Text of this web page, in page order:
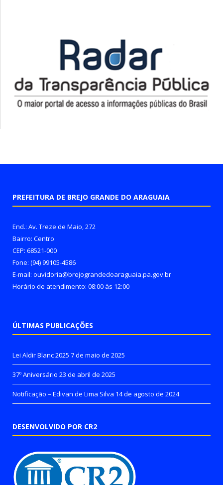
PREFEITURA DE BREJO GRANDE DO ARAGUAIA
End.: Av. Treze de Maio, 272
Bairro: Centro
CEP: 68521-000
Fone: (94) 99105-4586
E-mail: ouvidoria@brejograndedoaraguaia.pa.gov.br
Horário de atendimento: 08:00 às 12:00
ÚLTIMAS PUBLICAÇÕES
Lei Aldir Blanc 2025 7 de maio de 2025
37º Aniversário 23 de abril de 2025
Notificação – Edivan de Lima Silva 14 de agosto de 2024
DESENVOLVIDO POR CR2